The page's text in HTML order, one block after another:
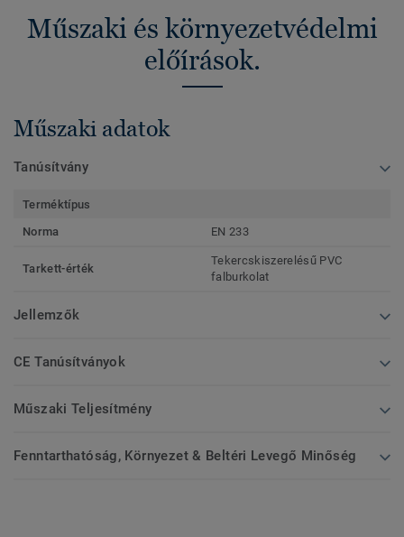
Műszaki és környezetvédelmi
előírások.
Műszaki adatok
Tanúsítvány
Terméktípus
Norma
EN 233
Tarkett-érték
Tekercskiszerelésű PVC
falburkolat
Jellemzők
CE Tanúsítványok
Műszaki Teljesítmény
Fenntarthatóság, Környezet & Beltéri Levegő Minőség